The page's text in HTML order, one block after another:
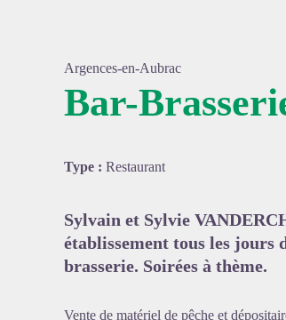
Argences-en-Aubrac
Bar-
Type : Restaurant
Sylvain et Sylvie
établissement tous les jours
brasserie. Soirées à thème.
Vente de matériel de pêche et